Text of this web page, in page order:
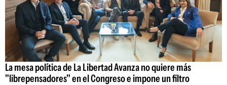
La mesa política de La Libertad Avanza no quiere más
"librepensadores" en el Congreso e impone un filtro